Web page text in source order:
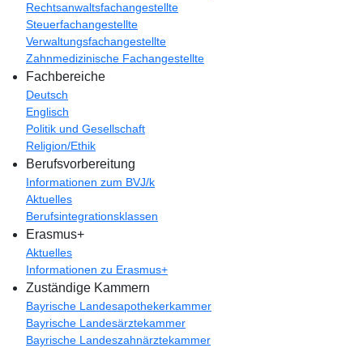
Rechtsanwaltsfachangestellte
Steuerfachangestellte
Verwaltungsfachangestellte
Zahnmedizinische Fachangestellte
Fachbereiche
Deutsch
Englisch
Politik und Gesellschaft
Religion/Ethik
Berufsvorbereitung
Informationen zum BVJ/k
Aktuelles
Berufsintegrationsklassen
Erasmus+
Aktuelles
Informationen zu Erasmus+
Zuständige Kammern
Bayrische Landesapothekerkammer
Bayrische Landesärztekammer
Bayrische Landeszahnärztekammer